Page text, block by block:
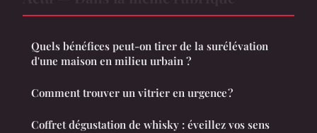
Quels bénéfices peut-on tirer de la surélévation
d'une maison en milieu urbain ?
Comment trouver un vitrier en urgence ?
Coffret dégustation de whisky : éveillez vos sens